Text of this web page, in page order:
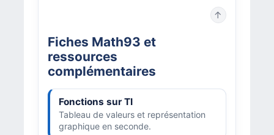
↑
Fiches Math93 et
ressources
complémentaires
Fonctions sur TI
Tableau de valeurs et représentation
graphique en seconde.